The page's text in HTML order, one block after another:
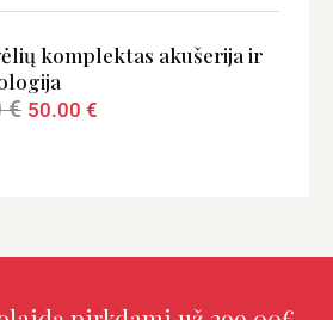
komplektas akušerija ir
€ 50.00 €